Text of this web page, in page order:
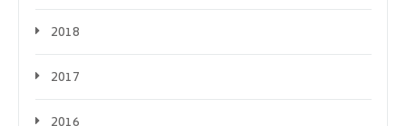
2018
2017